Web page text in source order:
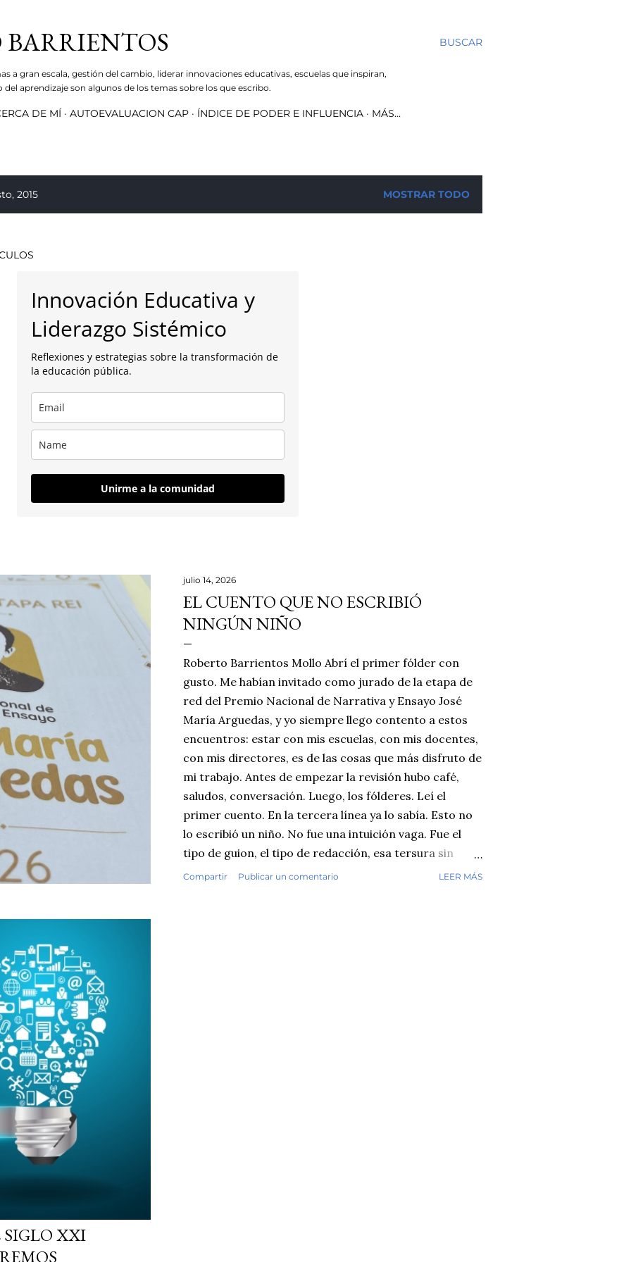
BUSCAR
BARRIENTOS
a gran escala, gestión del cambio, liderar innovaciones educativas, escuelas que inspiran,
aprendizaje son algunos de los temas sobre los que escribo.
DE MÍ AUTOEVALUACION CAP ÍNDICE DE PODER E INFLUENCIA MÁS…
2015 MOSTRAR TODO
Innovación Educativa y
Liderazgo Sistémico
Reflexiones y estrategias sobre la transformación de
la educación pública.
Unirme a la comunidad
julio 14, 2026
EL CUENTO QUE NO ESCRIBIÓ
NINGÚN NIÑO
Roberto Barrientos Mollo Abrí el primer fólder con
gusto. Me habían invitado como jurado de la etapa de
red del Premio Nacional de Narrativa y Ensayo José
María Arguedas, y yo siempre llego contento a estos
encuentros: estar con mis escuelas, con mis docentes,
con mis directores, es de las cosas que más disfruto de
mi trabajo. Antes de empezar la revisión hubo café,
saludos, conversación. Luego, los fólderes. Leí el
primer cuento. En la tercera línea ya lo sabía. Esto no
lo escribió un niño. No fue una intuición vaga. Fue el
tipo de guion, el tipo de redacción, esa tersura sin
fisuras que uno reconoce cuando ha leído miles de
Compartir Publicar un comentario LEER MÁS
XXI